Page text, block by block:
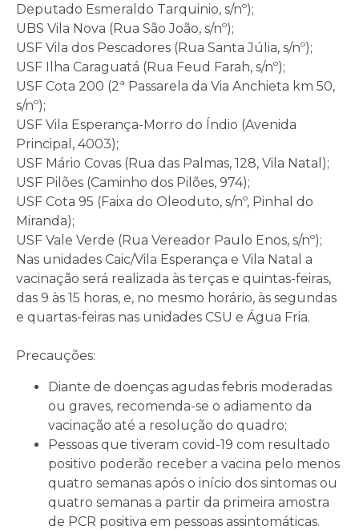
Deputado Esmeraldo Tarquinio, s/nº);
UBS Vila Nova (Rua São João, s/nº);
USF Vila dos Pescadores (Rua Santa Júlia, s/nº);
USF Ilha Caraguatá (Rua Feud Farah, s/nº);
USF Cota 200 (2ª Passarela da Via Anchieta km 50,
s/nº);
USF Vila Esperança-Morro do Índio (Avenida
Principal, 4003);
USF Mário Covas (Rua das Palmas, 128, Vila Natal);
USF Pilões (Caminho dos Pilões, 974);
USF Cota 95 (Faixa do Oleoduto, s/nº, Pinhal do
Miranda);
USF Vale Verde (Rua Vereador Paulo Enos, s/nº);
Nas unidades Caic/Vila Esperança e Vila Natal a
vacinação será realizada às terças e quintas-feiras,
das 9 às 15 horas, e, no mesmo horário, às segundas
e quartas-feiras nas unidades CSU e Água Fria.
Precauções:
Diante de doenças agudas febris moderadas
ou graves, recomenda-se o adiamento da
vacinação até a resolução do quadro;
Pessoas que tiveram covid-19 com resultado
positivo poderão receber a vacina pelo menos
quatro semanas após o início dos sintomas ou
quatro semanas a partir da primeira amostra
de PCR positiva em pessoas assintomáticas.